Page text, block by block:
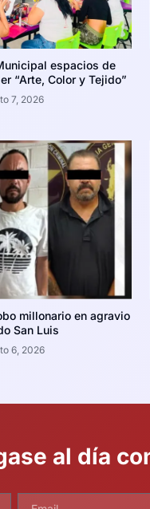
espacios de
“Arte, Color y Tejido”
7, 2026
millonario en agravio
San Luis
6, 2026
al día